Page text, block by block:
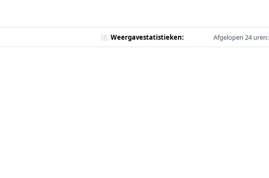
Weergavestatistieken: Afgelopen 24 uren: